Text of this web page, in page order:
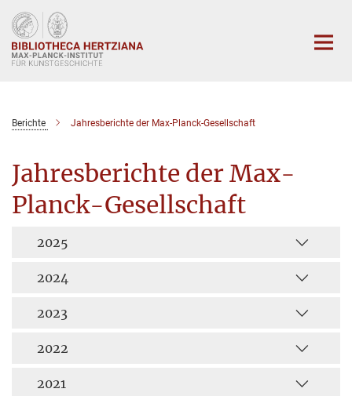
Hauptinhalt
Berichte Jahresberichte der Max-Planck-Gesellschaft
Jahresberichte der Max-
Planck-Gesellschaft
2025
2024
2023
2022
2021